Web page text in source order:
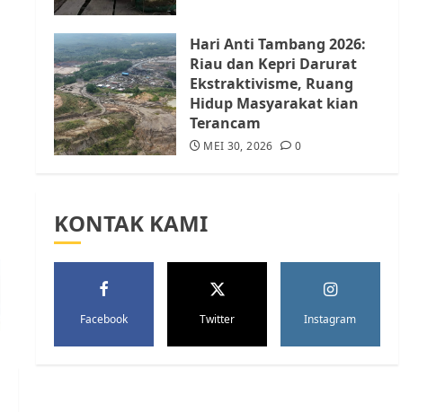
5
Hari Anti Tambang 2026:
Riau dan Kepri Darurat
Ekstraktivisme, Ruang
Hidup Masyarakat kian
Terancam
MEI 30, 2026 0
KONTAK KAMI
Facebook Twitter Instagram